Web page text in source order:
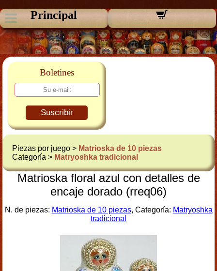
Principal
Boletines
Suscribir
Piezas por juego > Matrioska de 10 piezas
Categoría > Matryoshka tradicional
Matrioska floral azul con detalles de
encaje dorado (rreq06)
N. de piezas: Matrioska de 10 piezas, Categoría: Matryoshka
tradicional